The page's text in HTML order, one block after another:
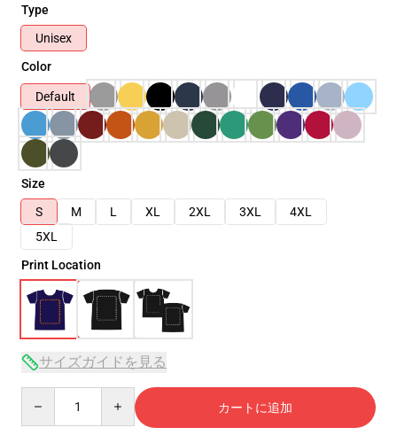
Type
Unisex
Color
Default
Size
S
M L XL 2XL 3XL
4XL
5XL
Print Location
サイズガイドを見る
カートに追加